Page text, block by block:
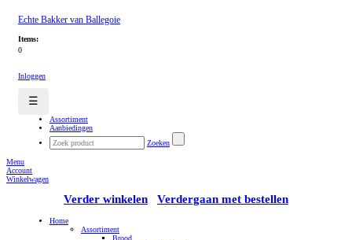
Echte Bakker van Ballegoie
Items:
0
Inloggen
☰
Assortiment
Aanbiedingen
Zoeken
Menu
Account
Winkelwagen
Verder winkelen Verdergaan met bestellen
Home
Assortiment
Brood